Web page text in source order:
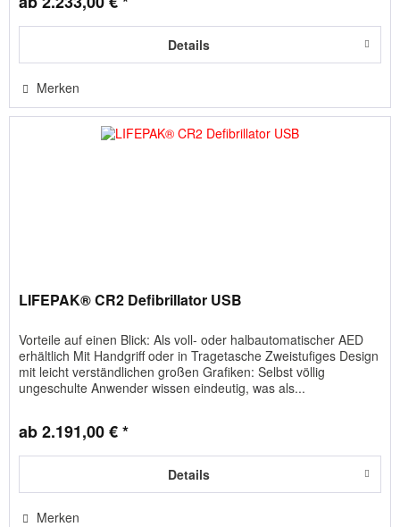
Details
Merken
LIFEPAK® CR2 Defibrillator USB
Vorteile auf einen Blick: Als voll- oder halbautomatischer AED
erhältlich Mit Handgriff oder in Tragetasche Zweistufiges Design
mit leicht verständlichen großen Grafiken: Selbst völlig
ungeschulte Anwender wissen eindeutig, was als...
ab 2.191,00 € *
Details
Merken